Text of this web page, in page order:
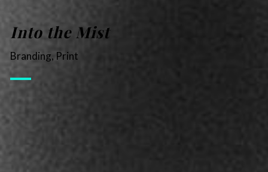
Into the Mist
Branding, Print